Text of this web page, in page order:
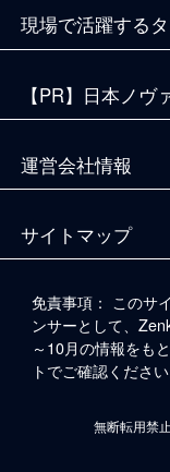
現場で活躍する
【PR】日本ノヴ
運営会社情報
サイトマップ
免責事項： このサ
ンサーとして、
～10月の情報をも
トでご確認ください
無断転用禁